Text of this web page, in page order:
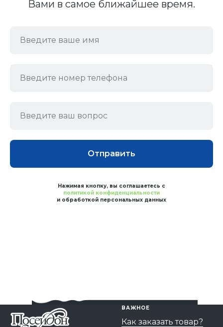
Вами в самое ближайшее время.
Отправить
Нажимая кнопку, вы соглашаетесь с
политикой конфиденциальности
и обработкой персональных данных
ВАЖНОЕ
Как заказать товар?